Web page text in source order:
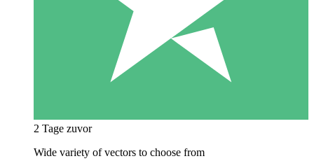
2 Tage zuvor
Wide variety of vectors to choose from